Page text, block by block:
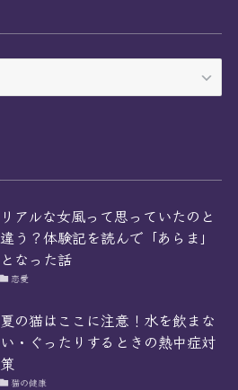
リアルな女風って思っていたのと
違う？体験記を読んで「あらま」
となった話
恋愛
夏の猫はここに注意！水を飲まな
い・ぐったりするときの熱中症対
策
猫の健康